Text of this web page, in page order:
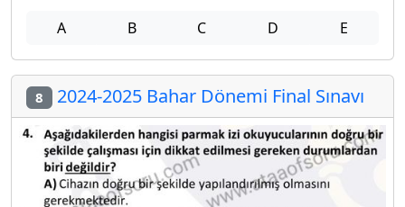
A B C D E
8 2024-2025 Bahar Dönemi Final Sınavı